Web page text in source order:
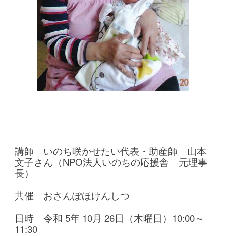
講師 いのち咲かせたい代表・助産師 山本
文子さん（NPO法人いのちの応援舎 元理事
長）
共催 おさんぽほけんしつ
日時 令和 5年 10月 26日（木曜日） 10:00～
11:30